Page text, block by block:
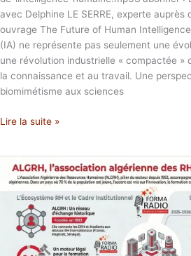
avec Delphine LE SERRE, experte auprès
ouvrage The Future of Human
(IA) ne représente pas seulement une
une révolution industrielle « compactée »
la connaissance et au travail. Une
biomimétisme aux sciences
Lire la suite »
ALGRH,
l’association
algérienne